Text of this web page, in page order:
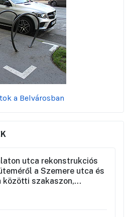
a Belvárosban
utca rekonstrukciós
utca és
közötti szakaszon,
ideiglenes forgalmi